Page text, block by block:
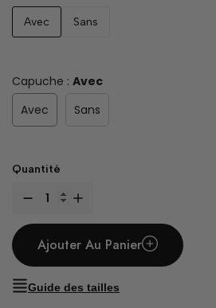
Avec Sans
Capuche : Avec
Avec
Sans
Quantité
Ajouter Au Panier
Guide des tailles